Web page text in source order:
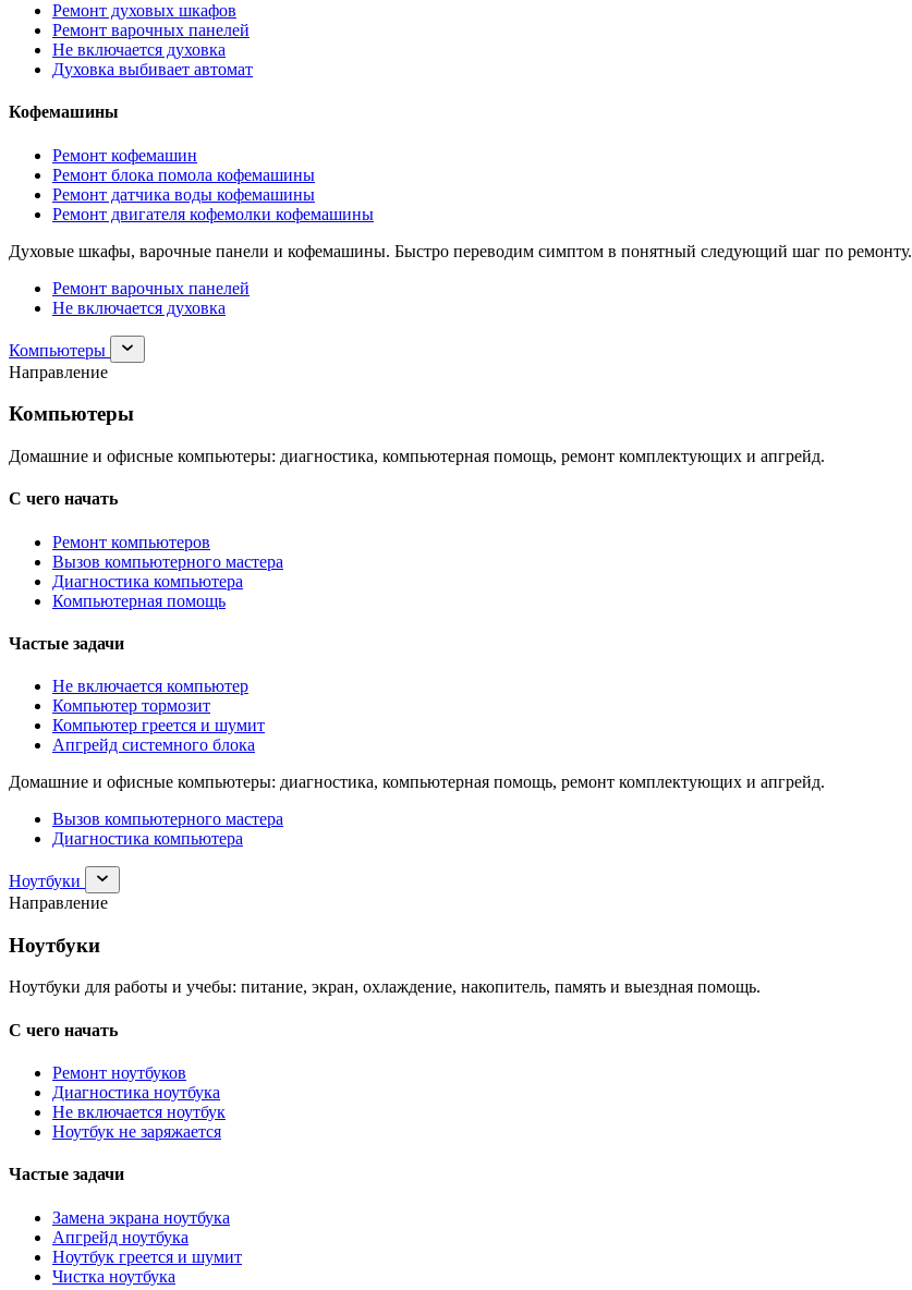
Ремонт духовых шкафов
Ремонт варочных панелей
Не включается духовка
Духовка выбивает автомат
Кофемашины
Ремонт кофемашин
Ремонт блока помола кофемашины
Ремонт датчика воды кофемашины
Ремонт двигателя кофемолки кофемашины
Духовые шкафы, варочные панели и кофемашины. Быстро переводим симптом в понятный следующий шаг по ремонту.
Ремонт варочных панелей
Не включается духовка
Компьютеры
Раскрыть
раздел
Направление
Компьютеры
Домашние и офисные компьютеры: диагностика, компьютерная помощь, ремонт комплектующих и апгрейд.
С чего начать
Ремонт компьютеров
Вызов компьютерного мастера
Диагностика компьютера
Компьютерная помощь
Частые задачи
Не включается компьютер
Компьютер тормозит
Компьютер греется и шумит
Апгрейд системного блока
Домашние и офисные компьютеры: диагностика, компьютерная помощь, ремонт комплектующих и апгрейд.
Вызов компьютерного мастера
Диагностика компьютера
Ноутбуки
Раскрыть
раздел
Ноутбуки
Направление
Ноутбуки
Ноутбуки для работы и учебы: питание, экран, охлаждение, накопитель, память и выездная помощь.
С чего начать
Ремонт ноутбуков
Диагностика ноутбука
Не включается ноутбук
Ноутбук не заряжается
Частые задачи
Замена экрана ноутбука
Апгрейд ноутбука
Ноутбук греется и шумит
Чистка ноутбука